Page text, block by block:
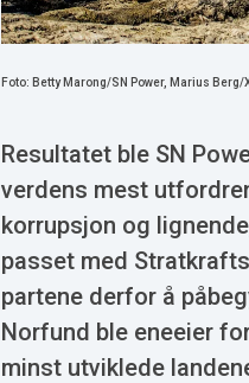
Foto: Betty Marong/SN Power, Marius Berg/
Resultatet ble SN
verdens mest
korrupsjon og
passet med
partene derfor å
Norfund ble eneeier
minst utviklede